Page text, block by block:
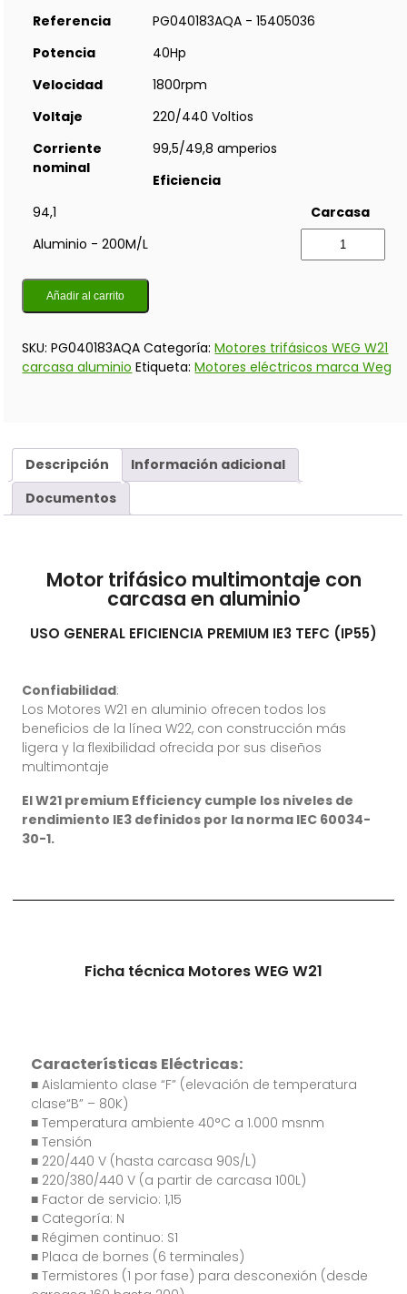
Referencia
PG040183AQA - 15405036
Potencia
40Hp
Velocidad
1800rpm
Voltaje
220/440 Voltios
Corriente
nominal
99,5/49,8 amperios
Eficiencia
94,1
Carcasa
Aluminio - 200M/L
Añadir al carrito
SKU:PG040183AQA Categoría:Motores trifásicos WEG W21
carcasa aluminio Etiqueta:Motores eléctricos marca Weg
Descripción
Información adicional
Documentos
Motor trifásico multimontaje con
carcasa en aluminio
USO GENERAL EFICIENCIA PREMIUM IE3 TEFC (IP55)
Confiabilidad:
Los Motores W21 en aluminio ofrecen todos los
beneficios de la línea W22, con construcción más
ligera y la flexibilidad ofrecida por sus diseños
multimontaje
El W21 premium Efficiency cumple los niveles de
rendimiento IE3 definidos por la norma IEC 60034-
30-1.
Ficha técnica Motores WEG W21
Características Eléctricas:
■ Aislamiento clase “F” (elevación de temperatura
clase“B” – 80K)
■ Temperatura ambiente 40°C a 1.000 msnm
■ Tensión
■ 220/440 V (hasta carcasa 90S/L)
■ 220/380/440 V (a partir de carcasa 100L)
■ Factor de servicio: 1,15
■ Categoría: N
■ Régimen continuo: S1
■ Placa de bornes (6 terminales)
■ Termistores (1 por fase) para desconexión (desde